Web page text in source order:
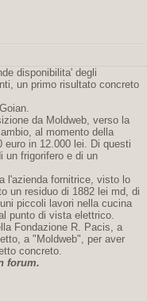
disponibilita' degli
un primo risultato concreto
da Moldweb, verso la
al momento della
euro in 12.000 lei. Di questi
un frigorifero e di un
l'azienda fornitrice, visto lo
un residuo di 1882 lei md, di
piccoli lavori nella cucina
punto di vista elettrico.
Fondazione R. Pacis, a
a "Moldweb", per aver
concreto.
forum.